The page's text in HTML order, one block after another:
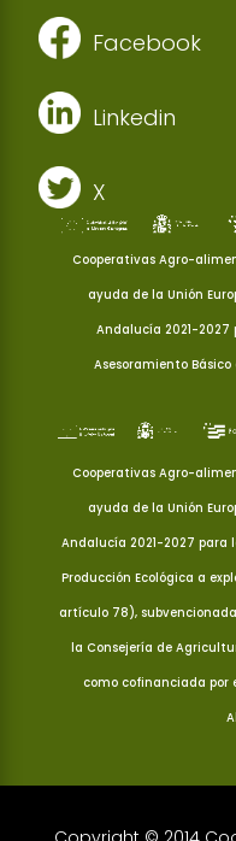
Facebook
Linkedin
X
Cooperativas Agro-
ayuda de la Unión
Andalucía 2021-2027
Asesoramiento Básico
Cooperativas Agro-
ayuda de la Unión
Andalucía 2021-2027 para
Producción Ecológica a
artículo 78),
la Consejería de
como cofinanciada por